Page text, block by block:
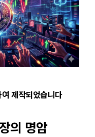
제작되었습니다
의 명암